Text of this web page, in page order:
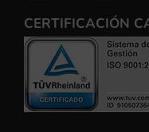
CERTIFICACIÓN